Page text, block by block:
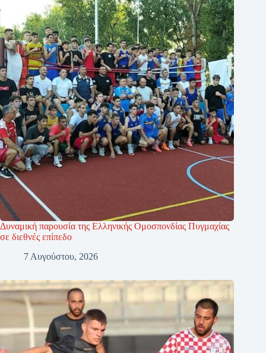
Δυναμική παρουσία της Ελληνικής Ομοσπονδίας Πυγμαχίας
σε διεθνές επίπεδο
7 Αυγούστου, 2026